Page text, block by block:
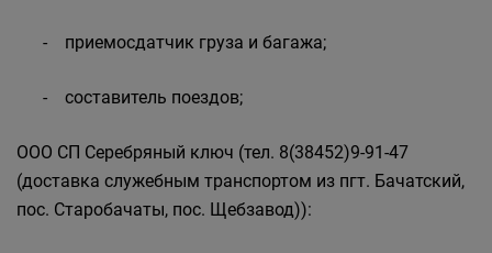
- приемосдатчик груза и багажа;
- составитель поездов;
ООО СП Серебряный ключ (тел. 8(38452)9-91-47
(доставка служебным транспортом из пгт. Бачатский,
пос. Старобачаты, пос. Щебзавод)):